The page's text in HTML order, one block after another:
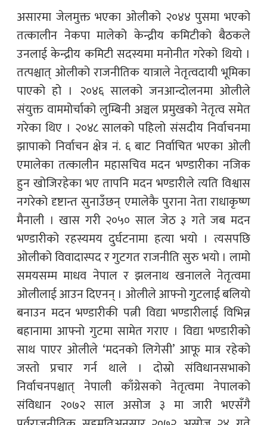
असारमा जेलमुक्त भएका ओलीको २०४४ पुसमा भएको
तत्कालीन नेकपा मालेको केन्द्रीय कमिटीको बैठकले
उनलाई केन्द्रीय कमिटी सदस्यमा मनोनीत गरेको थियो ।
तत्पश्चात् ओलीको राजनीतिक यात्राले नेतृत्वदायी भूमिका
पाएको हो । २०४६ सालको जनआन्दोलनमा ओलीले
संयुक्त वाममोर्चाको लुम्बिनी अञ्चल प्रमुखको नेतृत्व समेत
गरेका थिए । २०४८ सालको पहिलो संसदीय निर्वाचनमा
झापाको निर्वाचन क्षेत्र नं. ६ बाट निर्वाचित भएका ओली
एमालेका तत्कालीन महासचिव मदन भण्डारीका नजिक
हुन खोजिरहेका भए तापनि मदन भण्डारीले त्यति विश्वास
नगरेको दृष्टान्त सुनाउँछन् एमालेकै पुराना नेता राधाकृष्ण
मैनाली । खास गरी २०५० साल जेठ ३ गते जब मदन
भण्डारीको रहस्यमय दुर्घटनामा हत्या भयो । त्यसपछि
ओलीको विवादास्पद र गुटगत राजनीति सुरु भयो । लामो
समयसम्म माधव नेपाल र झलनाथ खनालले नेतृत्वमा
ओलीलाई आउन दिएनन् । ओलीले आफ्नो गुटलाई बलियो
बनाउन मदन भण्डारीकी पत्नी विद्या भण्डारीलाई विभिन्न
बहानामा आफ्नो गुटमा सामेत गराए । विद्या भण्डारीको
साथ पाएर ओलीले ‘मदनको लिगेसी’ आफू मात्र रहेको
जस्तो प्रचार गर्न थाले । दोस्रो संविधानसभाको
निर्वाचनपश्चात् नेपाली काँग्रेसको नेतृत्वमा नेपालको
संविधान २०७२ साल असोज ३ मा जारी भएसँगै